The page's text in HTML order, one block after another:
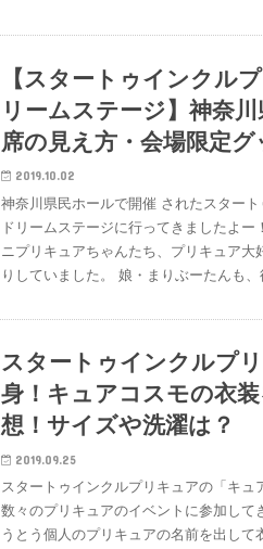
【スタートゥインクル
リームステージ】神奈
席の見え方・会場限定グ
2019.10.02
神奈川県民ホールで開催 されたスター
ドリームステージに行ってきましたよー
ニプリキュアちゃんたち、プリキュア大
りしていました。 娘・まりぶーたんも
スタートゥインクルプ
身！キュアコスモの衣
想！サイズや洗濯は？
2019.09.25
スタートゥインクルプリキュアの「キュ
数々のプリキュアのイベントに参加して
うとう個人のプリキュアの名前を出して